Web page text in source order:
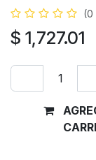
(0
$ 1,727.01